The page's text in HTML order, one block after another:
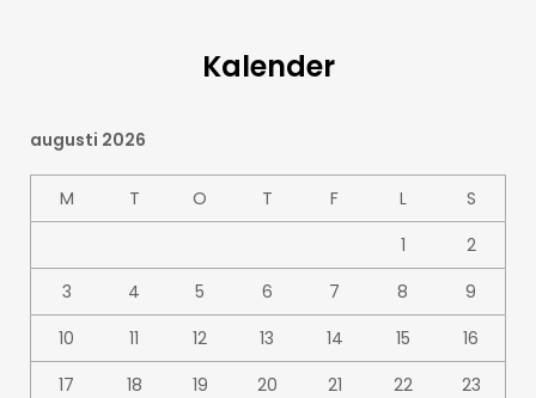
Kalender
augusti 2026
M T O T F L
S
1
2
3
4 5 6 7 8
9
10
11 12 13 14 15
16
17
18 19 20 21 22
23